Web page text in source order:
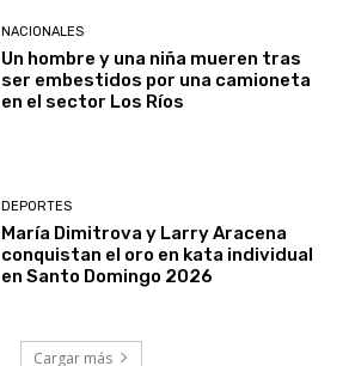
NACIONALES
Un hombre y una niña mueren tras
ser embestidos por una camioneta
en el sector Los Ríos
DEPORTES
María Dimitrova y Larry Aracena
conquistan el oro en kata individual
en Santo Domingo 2026
Cargar más